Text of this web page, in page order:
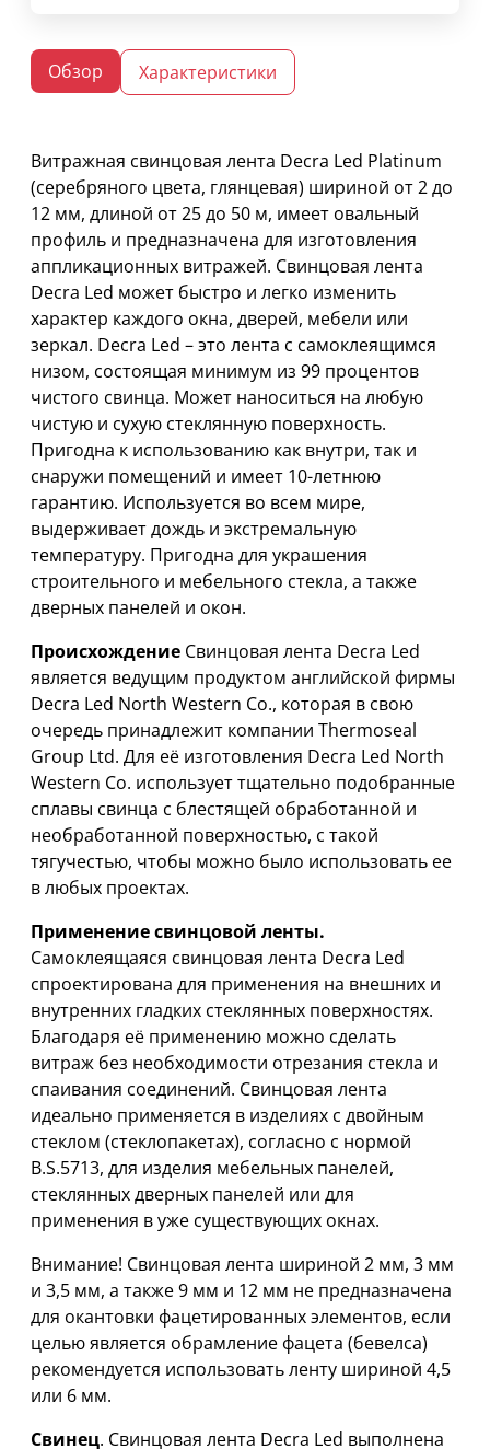
Обзор Характеристики
Витражная свинцовая лента Decra Led Platinum
(серебряного цвета, глянцевая) шириной от 2 до
12 мм, длиной от 25 до 50 м, имеет овальный
профиль и предназначена для изготовления
аппликационных витражей. Свинцовая лента
Decra Led может быстро и легко изменить
характер каждого окна, дверей, мебели или
зеркал. Decra Led – это лента с самоклеящимся
низом, состоящая минимум из 99 процентов
чистого свинца. Может наноситься на любую
чистую и сухую стеклянную поверхность.
Пригодна к использованию как внутри, так и
снаружи помещений и имеет 10-летнюю
гарантию. Используется во всем мире,
выдерживает дождь и экстремальную
температуру. Пригодна для украшения
строительного и мебельного стекла, а также
дверных панелей и окон.
Происхождение Свинцовая лента Decra Led
является ведущим продуктом английской фирмы
Decra Led North Western Co., которая в свою
очередь принадлежит компании Thermoseal
Group Ltd. Для её изготовления Decra Led North
Western Co. использует тщательно подобранные
сплавы свинца с блестящей обработанной и
необработанной поверхностью, с такой
тягучестью, чтобы можно было использовать ее
в любых проектах.
Применение свинцовой ленты.
Самоклеящаяся свинцовая лента Decra Led
спроектирована для применения на внешних и
внутренних гладких стеклянных поверхностях.
Благодаря её применению можно сделать
витраж без необходимости отрезания стекла и
спаивания соединений. Свинцовая лента
идеально применяется в изделиях с двойным
стеклом (стеклопакетах), согласно с нормой
B.S.5713, для изделия мебельных панелей,
стеклянных дверных панелей или для
применения в уже существующих окнах.
Внимание! Свинцовая лента шириной 2 мм, 3 мм
и 3,5 мм, а также 9 мм и 12 мм не предназначена
для окантовки фацетированных элементов, если
целью является обрамление фацета (бевелса)
рекомендуется использовать ленту шириной 4,5
или 6 мм.
Свинец. Свинцовая лента Decra Led выполнена